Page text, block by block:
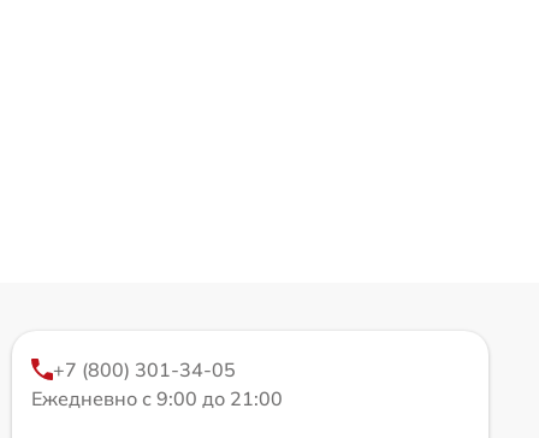
+7 (800) 301-34-05
Ежедневно с 9:00 до 21:00